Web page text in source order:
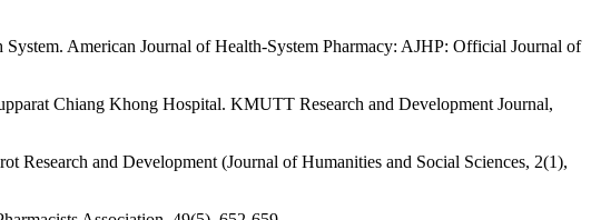
American Journal of Health-System Pharmacy: AJHP: Official Journal of
Chiang Khong Hospital. KMUTT Research and Development Journal,
and Development (Journal of Humanities and Social Sciences, 2(1),